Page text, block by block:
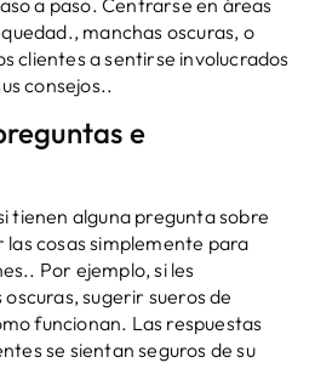
manchas oscuras, o
clientes a sentirse involucrados
consejos..
e
tienen alguna pregunta sobre
las cosas simplemente para
Por ejemplo, si les
sugerir sueros de
funcionan. Las respuestas
se sientan seguros de su